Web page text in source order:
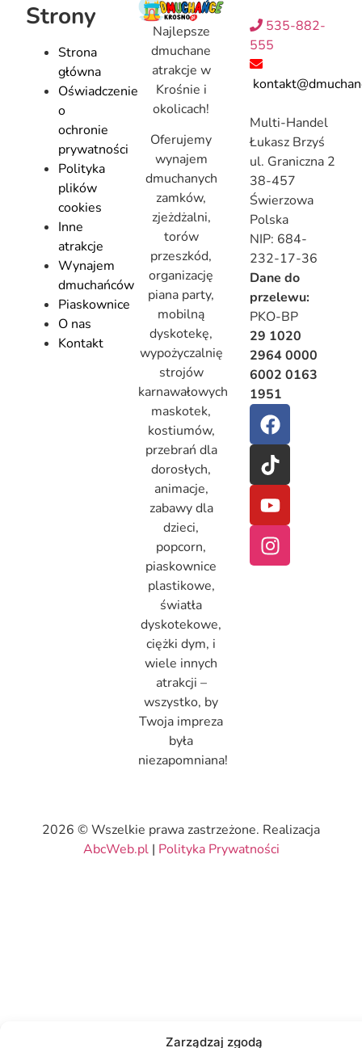
Zarządzaj zgodą
Strony
Strona
główna
Oświadczenie
o
ochronie
prywatności
Polityka
plików
cookies
Inne
atrakcje
Wynajem
dmuchańców
Piaskownice
O nas
Kontakt
Najlepsze
dmuchane
atrakcje w
Krośnie i
okolicach!
Oferujemy
wynajem
dmuchanych
zamków,
zjeżdżalni,
torów
przeszkód,
organizację
piana party,
mobilną
dyskotekę,
wypożyczalnię
strojów
karnawałowych
maskotek,
kostiumów,
przebrań dla
dorosłych,
animacje,
zabawy dla
dzieci,
popcorn,
piaskownice
plastikowe,
światła
dyskotekowe,
ciężki dym, i
wiele innych
atrakcji –
wszystko, by
Twoja impreza
była
niezapomniana!
535-882-
555
Multi-Handel
Łukasz Brzyś
ul. Graniczna 2
38-457
Świerzowa
Polska
NIP: 684-
232-17-36
Dane do
przelewu:
PKO-BP
29 1020
2964 0000
6002 0163
1951
2026 © Wszelkie prawa zastrzeżone. Realizacja
AbcWeb.pl| Polityka Prywatności